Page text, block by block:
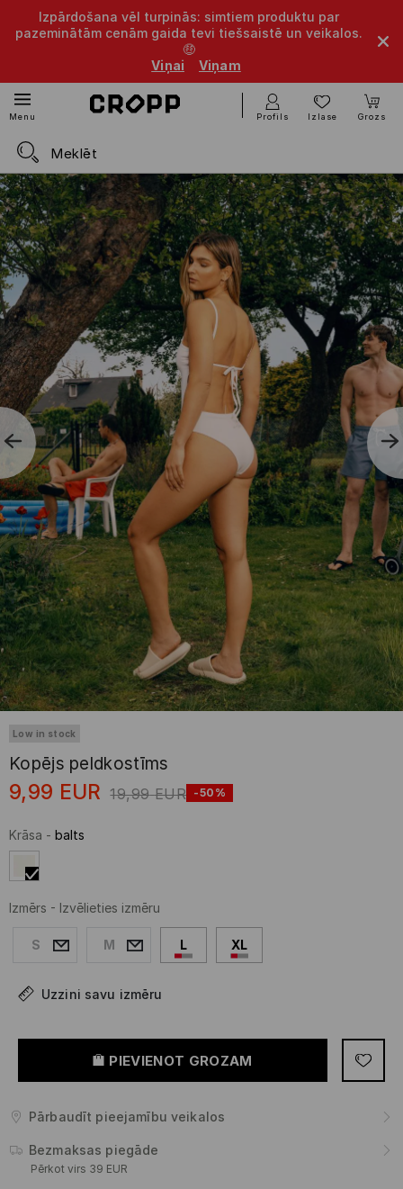
Izpārdošana vēl turpinās: simtiem produktu par
pazeminātām cenām gaida tevi tiešsaistē un veikalos.
🤑
Viņai
Viņam
Menu Profils Izlase Grozs
Low in stock
Kopējs peldkostīms
9,99 EUR 19,99 EUR -50%
Krāsa - balts
Izmērs - Izvēlieties izmēru
S M L XL
Uzzini savu izmēru
PIEVIENOT GROZAM
Pārbaudīt pieejamību veikalos
Bezmaksas piegāde
Pērkot virs 39 EUR